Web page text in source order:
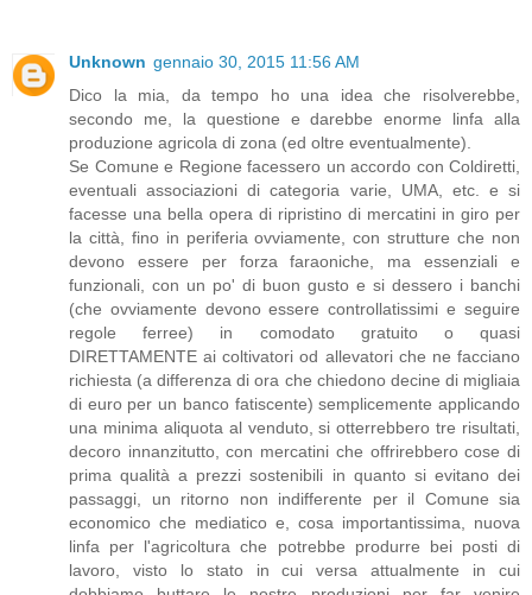
Unknown gennaio 30, 2015 11:56 AM
Dico la mia, da tempo ho una idea che risolverebbe,
secondo me, la questione e darebbe enorme linfa alla
produzione agricola di zona (ed oltre eventualmente).
Se Comune e Regione facessero un accordo con Coldiretti,
eventuali associazioni di categoria varie, UMA, etc. e si
facesse una bella opera di ripristino di mercatini in giro per
la città, fino in periferia ovviamente, con strutture che non
devono essere per forza faraoniche, ma essenziali e
funzionali, con un po' di buon gusto e si dessero i banchi
(che ovviamente devono essere controllatissimi e seguire
regole ferree) in comodato gratuito o quasi
DIRETTAMENTE ai coltivatori od allevatori che ne facciano
richiesta (a differenza di ora che chiedono decine di migliaia
di euro per un banco fatiscente) semplicemente applicando
una minima aliquota al venduto, si otterrebbero tre risultati,
decoro innanzitutto, con mercatini che offrirebbero cose di
prima qualità a prezzi sostenibili in quanto si evitano dei
passaggi, un ritorno non indifferente per il Comune sia
economico che mediatico e, cosa importantissima, nuova
linfa per l'agricoltura che potrebbe produrre bei posti di
lavoro, visto lo stato in cui versa attualmente in cui